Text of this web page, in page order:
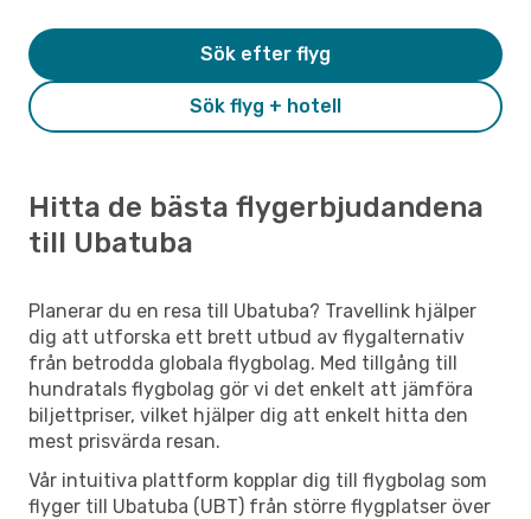
Sök flyg + hotell
Sök efter flyg
Hitta de bästa flygerbjudandena
till Ubatuba
Planerar du en resa till Ubatuba? Travellink hjälper
dig att utforska ett brett utbud av flygalternativ
från betrodda globala flygbolag. Med tillgång till
hundratals flygbolag gör vi det enkelt att jämföra
biljettpriser, vilket hjälper dig att enkelt hitta den
mest prisvärda resan.
Vår intuitiva plattform kopplar dig till flygbolag som
flyger till Ubatuba (UBT) från större flygplatser över